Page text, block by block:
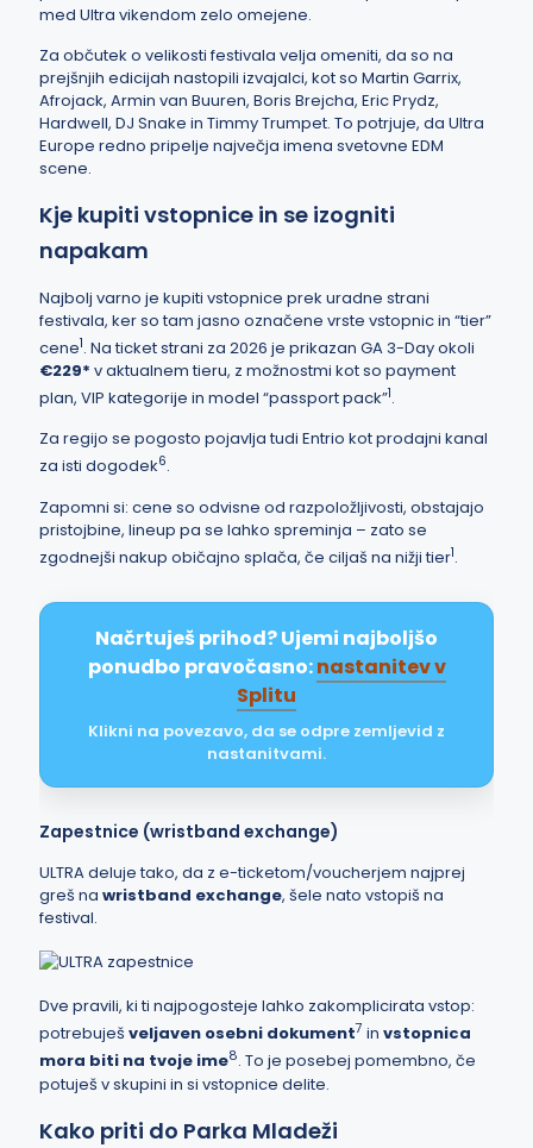
med Ultra vikendom zelo omejene.
Za občutek o velikosti festivala velja omeniti, da so na
prejšnjih edicijah nastopili izvajalci, kot so Martin Garrix,
Afrojack, Armin van Buuren, Boris Brejcha, Eric Prydz,
Hardwell, DJ Snake in Timmy Trumpet. To potrjuje, da Ultra
Europe redno pripelje največja imena svetovne EDM
scene.
Kje kupiti vstopnice in se izogniti
napakam
Najbolj varno je kupiti vstopnice prek uradne strani
festivala, ker so tam jasno označene vrste vstopnic in “tier”
cene1. Na ticket strani za 2026 je prikazan GA 3-Day okoli
€229* v aktualnem tieru, z možnostmi kot so payment
plan, VIP kategorije in model “passport pack”1.
Za regijo se pogosto pojavlja tudi Entrio kot prodajni kanal
za isti dogodek6.
Zapomni si: cene so odvisne od razpoložljivosti, obstajajo
pristojbine, lineup pa se lahko spreminja – zato se
zgodnejši nakup običajno splača, če ciljaš na nižji tier1.
Načrtuješ prihod? Ujemi najboljšo
ponudbo pravočasno:nastanitev v
Splitu
Klikni na povezavo, da se odpre zemljevid z
nastanitvami.
Zapestnice (wristband exchange)
ULTRA deluje tako, da z e-ticketom/voucherjem najprej
greš na wristband exchange, šele nato vstopiš na
festival.
Dve pravili, ki ti najpogosteje lahko zakomplicirata vstop:
potrebuješ veljaven osebni dokument7 in vstopnica
mora biti na tvoje ime8. To je posebej pomembno, če
potuješ v skupini in si vstopnice delite.
Kako priti do Parka Mladeži